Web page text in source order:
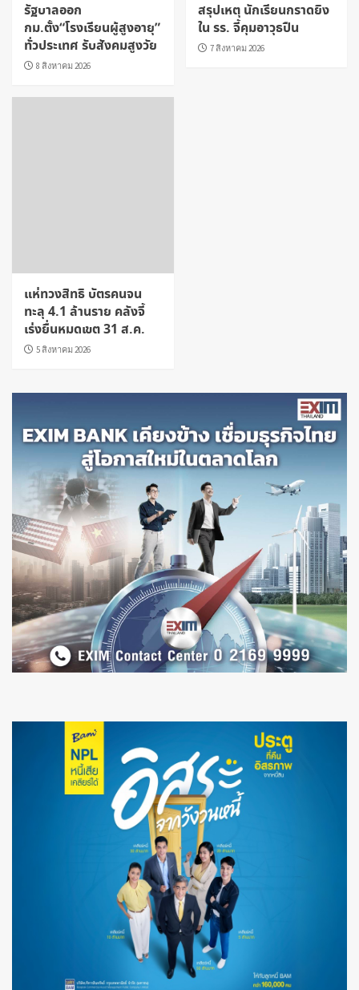
รัฐบาลออก
กม.ตั้ง“โรงเรียนผู้สูงอายุ”
ทั่วประเทศ รับสังคมสูงวัย
8 สิงหาคม 2026
สรุปเหตุ นักเรียนกราดยิง
ใน รร. จี้คุมอาวุธปืน
7 สิงหาคม 2026
แห่ทวงสิทธิ บัตรคนจน
ทะลุ 4.1 ล้านราย คลังจี้
เร่งยื่นหมดเขต 31 ส.ค.
5 สิงหาคม 2026